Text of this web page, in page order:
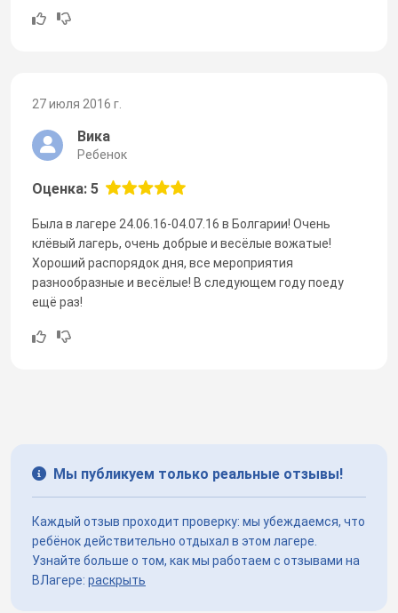
27 июля 2016 г.
Вика
Ребенок
Оценка: 5
Была в лагере 24.06.16-04.07.16 в Болгарии! Очень
клёвый лагерь, очень добрые и весёлые вожатые!
Хороший распорядок дня, все мероприятия
разнообразные и весёлые! В следующем году поеду
ещё раз!
Мы публикуем только реальные отзывы!
Каждый отзыв проходит проверку: мы убеждаемся, что
ребёнок действительно отдыхал в этом лагере.
Узнайте больше о том, как мы работаем с отзывами на
ВЛагере: раскрыть